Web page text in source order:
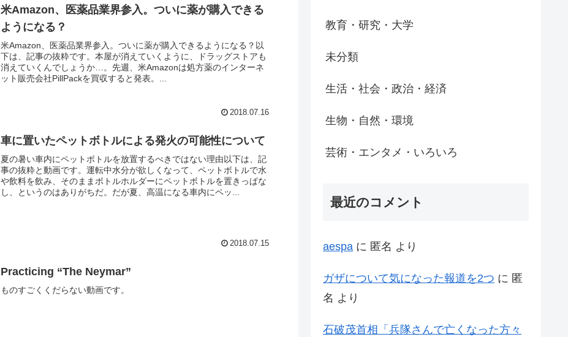
米Amazon、医薬品業界参入。ついに薬が購入できる
ようになる？
米Amazon、医薬品業界参入。ついに薬が購入できるようになる？以
下は、記事の抜粋です。本屋が消えていくように、ドラッグストアも
消えていくんでしょうか…。先週、米Amazonは処方薬のインターネ
ット販売会社PillPackを買収すると発表。...
2018.07.16
車に置いたペットボトルによる発火の可能性について
夏の暑い車内にペットボトルを放置するべきではない理由以下は、記
事の抜粋と動画です。運転中水分が欲しくなって、ペットボトルで水
や飲料を飲み、そのままボトルホルダーにペットボトルを置きっぱな
し、というのはありがちだ。だが夏、高温になる車内にペッ...
2018.07.15
Practicing “The Neymar”
ものすごくくだらない動画です。
教育・研究・大学
未分類
生活・社会・政治・経済
生物・自然・環境
芸術・エンタメ・いろいろ
最近のコメント
aespa に 匿名 より
ガザについて気になった報道を2つ に 匿
名 より
石破茂首相「兵隊さんで亡くなった方々